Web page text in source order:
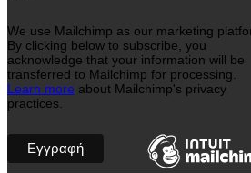
We use Mailchimp as our marketing
By clicking below to subscribe, you
acknowledge that your information will be
transferred to Mailchimp for processing.
Learn more about Mailchimp's privacy
practices.